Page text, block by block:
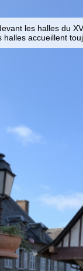
les halles du
accueillent